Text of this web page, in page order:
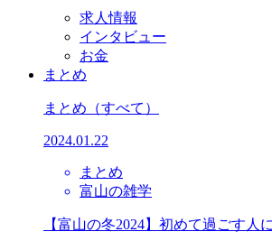
求人情報
インタビュー
お金
まとめ
まとめ （すべて）
2024.01.22
まとめ
富山の雑学
【富山の冬2024】初めて過ごす人